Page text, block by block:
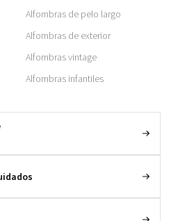
Alfombras de pelo largo
Alfombras de exterior
Alfombras vintage
Alfombras infantiles